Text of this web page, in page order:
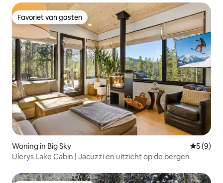
Favoriet van gasten
Favoriet van gasten
Woning in Big Sky
5 (9)
Ulerys Lake Cabin | Jacuzzi en uitzicht op de bergen